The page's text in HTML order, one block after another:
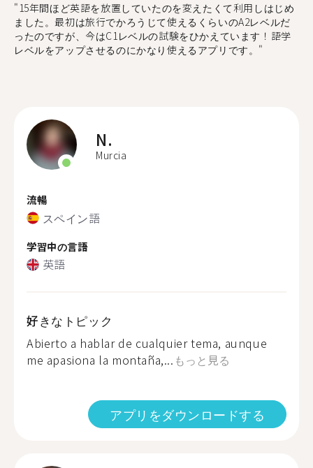
"15年間ほど英語を放置していたのを変えたくて利用しはじめ
ました。最初は旅行でかろうじて使えるくらいのA2レベルだ
ったのですが、今はC1レベルの試験をひかえています！語学
レベルをアップさせるのにかなり使えるアプリです。"
N.
Murcia
流暢
スペイン語
学習中の言語
英語
好きなトピック
Abierto a hablar de cualquier tema, aunque
me apasiona la montaña,... もっと見る
アプリをダウンロードする